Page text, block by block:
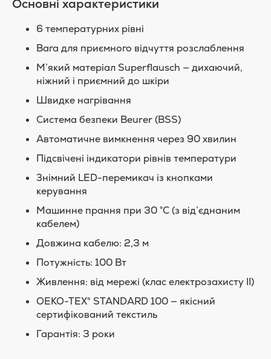
Основні характеристики
6 температурних рівні
Вага для приємного відчуття розслаблення
М’який матеріал Superflausch — дихаючий,
ніжний і приємний до шкіри
Швидке нагрівання
Система безпеки Beurer (BSS)
Автоматичне вимкнення через 90 хвилин
Підсвічені індикатори рівнів температури
Знімний LED-перемикач із кнопками
керування
Машинне прання при 30 °C (з від’єднаним
кабелем)
Довжина кабелю: 2,3 м
Потужність: 100 Вт
Живлення: від мережі (клас електрозахисту II)
OEKO-TEX® STANDARD 100 — якісний
сертифікований текстиль
Гарантія: 3 роки